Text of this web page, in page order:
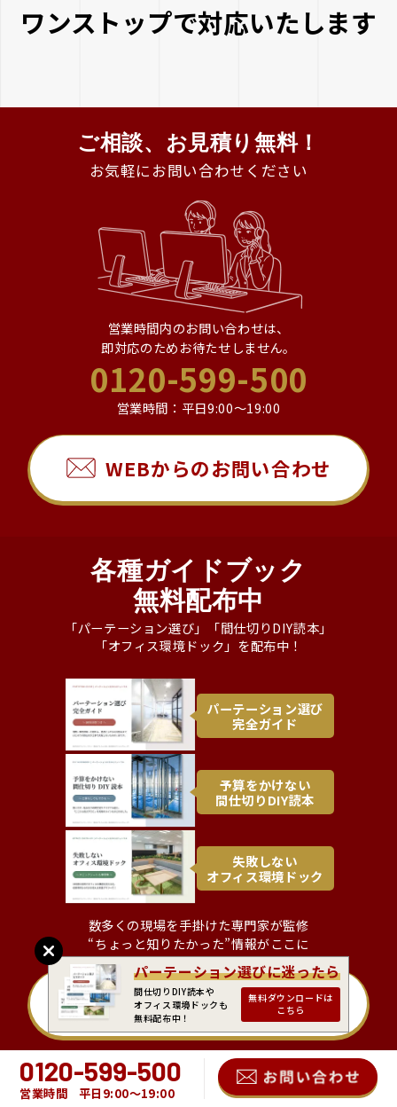
ワンストップで対応いたします
ご相談、お見積り無料！
お気軽にお問い合わせください
営業時間内のお問い合わせは、
即対応のためお待たせしません。
0120-599-500
営業時間：平日9:00～19:00
WEBからのお問い合わせ
各種ガイドブック
無料配布中
「パーテーション選び」「間仕切りDIY読本」
「オフィス環境ドック」を配布中！
パーテーション選び
完全ガイド
予算をかけない
間仕切りDIY読本
失敗しない
オフィス環境ドック
数多くの現場を手掛けた専門家が監修
“ちょっと知りたかった”情報がここに
無料ダウンロード
0120-599-500
営業時間 平⽇9:00〜19:00
パーテーション選びに迷ったら
間仕切りDIY読本や
オフィス環境ドックも
無料配布中！
無料ダウンロードは
こちら